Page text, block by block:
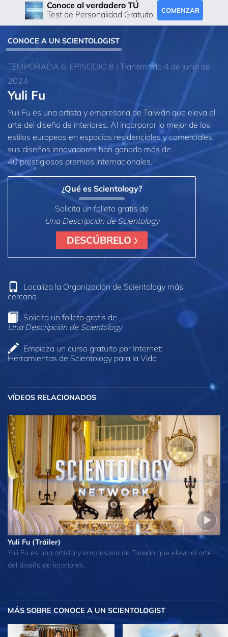
Conoce al verdadero TÚ
Test de Personalidad Gratuito
COMENZAR
CONOCE A UN SCIENTOLOGIST
TEMPORADA 6, EPISODIO 8 | Transmitido 4 de junio de
2024
Yuli Fu
Yuli Fu es una artista y empresaria de Taiwán que eleva el
arte del diseño de interiores. Al incorporar lo mejor de los
estilos europeos en espacios residenciales y comerciales,
sus diseños innovadores han ganado más de
40 prestigiosos premios internacionales.
¿Qué es Scientology?
Solicita un folleto gratis de
Una Descripción de Scientology
DESCÚBRELO
Localiza la Organización de Scientology más
cercana
Solicita un folleto gratis de
Una Descripción de Scientology
Empieza un curso gratuito por Internet:
Herramientas de Scientology para la Vida
VÍDEOS RELACIONADOS
Yuli Fu (Tráiler)
Yuli Fu es una artista y empresaria de Taiwán que eleva el arte
del diseño de interiores.
MÁS SOBRE CONOCE A UN SCIENTOLOGIST